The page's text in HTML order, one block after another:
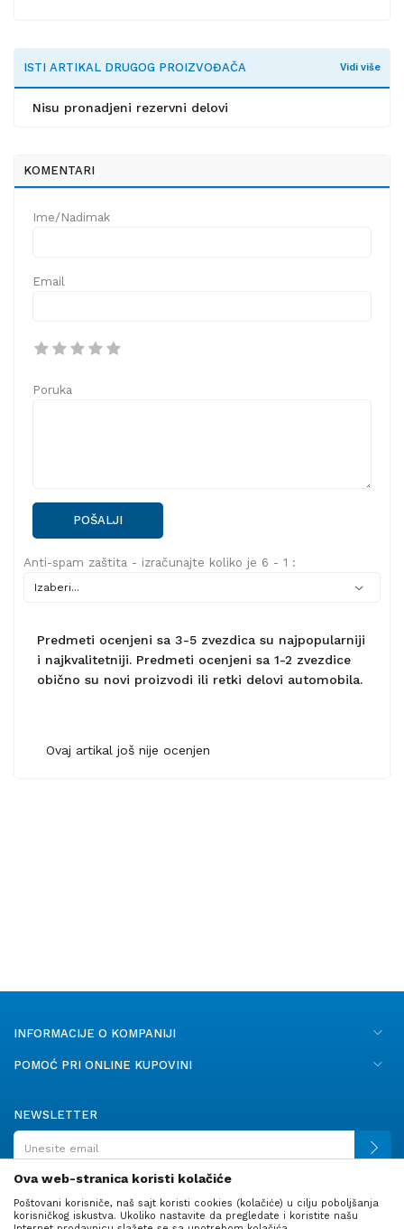
ISTI ARTIKAL DRUGOG PROIZVOĐAČA Vidi više
Nisu pronadjeni rezervni delovi
KOMENTARI
Ime/Nadimak
Email
Poruka
POŠALJI
Anti-spam zaštita - izračunajte koliko je 6 - 1 :
Predmeti ocenjeni sa 3-5 zvezdica su najpopularniji
i najkvalitetniji. Predmeti ocenjeni sa 1-2 zvezdice
obično su novi proizvodi ili retki delovi automobila.
Ovaj artikal još nije ocenjen
INFORMACIJE O KOMPANIJI
POMOĆ PRI ONLINE KUPOVINI
NEWSLETTER
PRATITE NAS
Ova web-stranica koristi kolačiće
Poštovani korisniče, naš sajt koristi cookies (kolačiće) u cilju poboljšanja
korisničkog iskustva. Ukoliko nastavite da pregledate i koristite našu